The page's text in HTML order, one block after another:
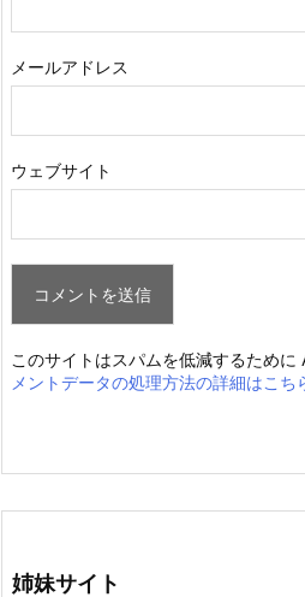
メールアドレス
ウェブサイト
このサイトはスパムを低減するために
メントデータの処理方法の詳細はこち
姉妹サイト